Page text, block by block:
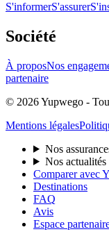
S'informerS'assurer
Société
À proposNos
partenaire
© 2026 Yupwego -
Mentions légales
Nos
Nos actualités
Comparer avec
Destinations
FAQ
Avis
Espace